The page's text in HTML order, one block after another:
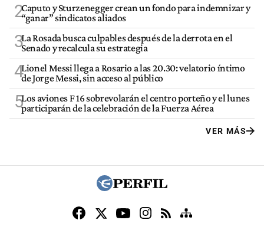
2Caputo y Sturzenegger crean un fondo para indemnizar y
“ganar” sindicatos aliados
3La Rosada busca culpables después de la derrota en el
Senado y recalcula su estrategia
4Lionel Messi llega a Rosario a las 20.30: velatorio íntimo
de Jorge Messi, sin acceso al público
5Los aviones F 16 sobrevolarán el centro porteño y el lunes
participarán de la celebración de la Fuerza Aérea
VER MÁS